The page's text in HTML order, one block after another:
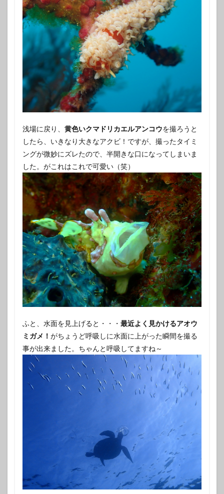
浅場に戻り、 黄色いクマドリカエルアンコウを撮ろうと
したら、いきなり大きなアクビ！ですが、撮ったタイミ
ングが微妙にズレたので、半開きな口になってしまいま
した。がこれはこれで可愛い（笑）
ふと、水面を見上げると・・・ 最近よく見かけるアオウ
ミガメ！ がちょうど呼吸しに水面に上がった瞬間を撮る
事が出来ました。ちゃんと呼吸してますね～